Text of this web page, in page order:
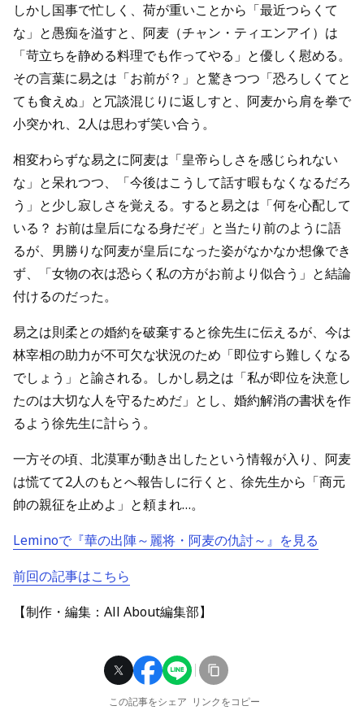
しかし国事で忙しく、荷が重いことから「最近つらくて
な」と愚痴を溢すと、阿麦（チャン・ティエンアイ）は
「苛立ちを静める料理でも作ってやる」と優しく慰める。
その言葉に易之は「お前が？」と驚きつつ「恐ろしくてと
ても食えぬ」と冗談混じりに返しすと、阿麦から肩を拳で
小突かれ、2人は思わず笑い合う。
相変わらずな易之に阿麦は「皇帝らしさを感じられない
な」と呆れつつ、「今後はこうして話す暇もなくなるだろ
う」と少し寂しさを覚える。すると易之は「何を心配して
いる？ お前は皇后になる身だぞ」と当たり前のように語
るが、男勝りな阿麦が皇后になった姿がなかなか想像でき
ず、「女物の衣は恐らく私の方がお前より似合う」と結論
付けるのだった。
易之は則柔との婚約を破棄すると徐先生に伝えるが、今は
林宰相の助力が不可欠な状況のため「即位すら難しくなる
でしょう」と諭される。しかし易之は「私が即位を決意し
たのは大切な人を守るためだ」とし、婚約解消の書状を作
るよう徐先生に計らう。
一方その頃、北漠軍が動き出したという情報が入り、阿麦
は慌てて2人のもとへ報告しに行くと、徐先生から「商元
帥の親征を止めよ」と頼まれ…。
Leminoで『華の出陣～麗将・阿麦の仇討～』を見る
前回の記事はこちら
【制作・編集：All About編集部】
この記事をシェア リンクをコピー